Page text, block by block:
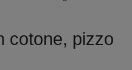
cotone, pizzo